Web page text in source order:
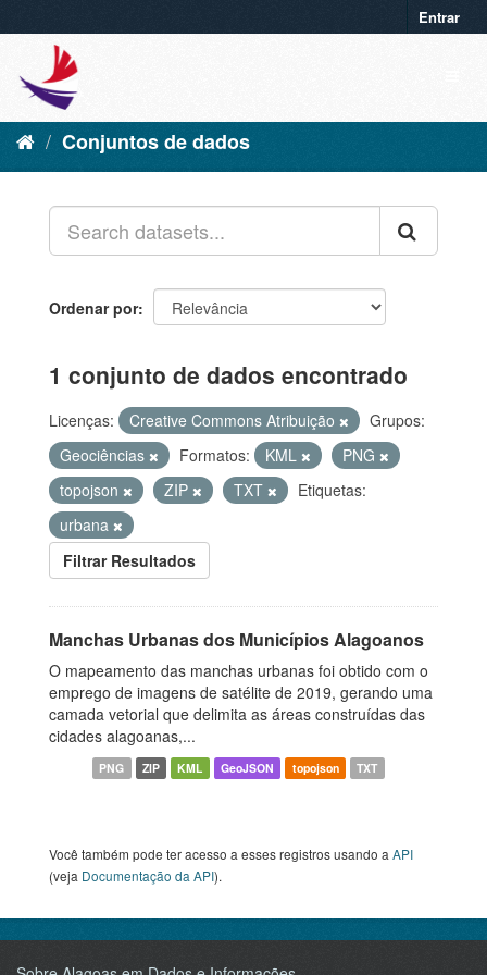
Entrar
Conjuntos de dados
Ordenar por
1 conjunto de dados encontrado
Licenças: Creative Commons Atribuição
Grupos:
Geociências
Formatos: KML
PNG
topojson
ZIP TXT
Etiquetas:
urbana
Filtrar Resultados
Manchas Urbanas dos Municípios Alagoanos
O mapeamento das manchas urbanas foi obtido com o
emprego de imagens de satélite de 2019, gerando uma
camada vetorial que delimita as áreas construídas das
cidades alagoanas,...
PNG ZIP KML GeoJSON topojson TXT
Você também pode ter acesso a esses registros usando a API
(veja Documentação da API).